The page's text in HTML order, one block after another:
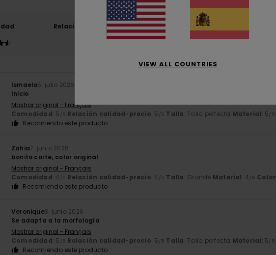
Relación calidad-precio
Talla
Ismaelo5. julio 2026
Inicio
Mostrar original - Français
Comodidad: 5 /5 Relación calidad-precio: 5 /5 Talla: Talla perfecta Material: 5/5
Recomiendo este producto
Zahia7. junio 2026
bonito corte, color original
Mostrar original - Français
Comodidad: 4 /5 Relación calidad-precio: 4 /5 Talla: Grande Material: 4/5 Color
Recomiendo este producto
Veronique3. junio 2026
Se adapta a la morfología
Mostrar original - Français
Comodidad: 5 /5 Relación calidad-precio: 5 /5 Talla: Talla perfecta Material: 5/5
Recomiendo este producto
VIEW ALL COUNTRIES